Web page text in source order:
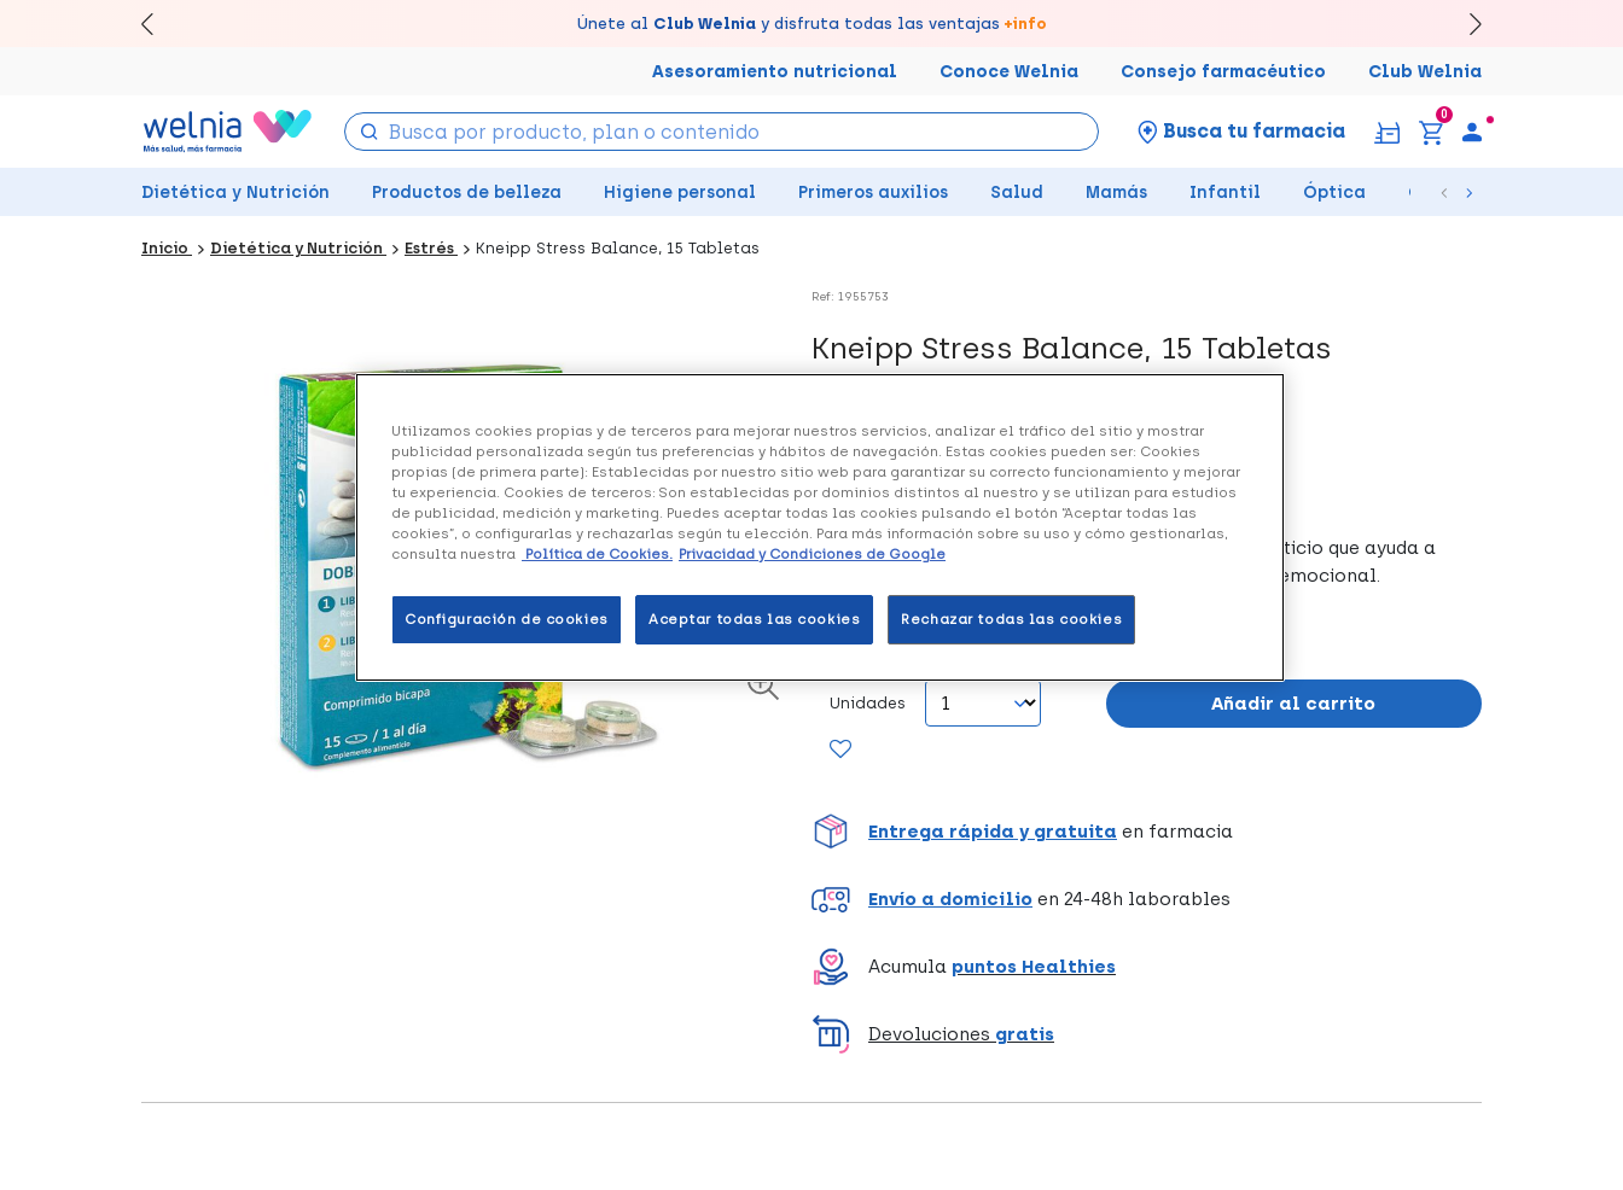
Disfruta de la entregarápida y gratuitaen farmacia
Únete al Club Welniay disfruta todas las ventajas +info
Llévate un7% de descuentocreando tu cuentaaquí
Canjea tus puntos en tu Farmacia de Confianza, acumúlalos online.
Asesoramiento nutricional Conoce Welnia Consejo farmacéutico Club Welnia
Busca tu farmacia
0
Dietética y Nutrición Productos de belleza Higiene personal Primeros auxilios Salud Mamás Infantil Óptica Ortopedia
Inicio Dietética y Nutrición Estrés Kneipp Stress Balance, 15 Tabletas
Ref: 1955753
Kneipp Stress Balance, 15 Tabletas
+ 22 puntosHealthies
Kneipp Stress Balance
es un complemento alimenticio que ayuda a
reducir la fatiga y a mejorar el rendimiento físico y emocional.
Formato de 15 tabletas.
Unidades Añadir al carrito
Entrega rápida y gratuita en farmacia
Envío a domicilio en 24-48h laborables
Acumula puntos Healthies
Devoluciones gratis
Utilizamos cookies propias y de terceros para mejorar nuestros servicios, analizar el tráfico del sitio y mostrar
publicidad personalizada según tus preferencias y hábitos de navegación. Estas cookies pueden ser: Cookies
propias (de primera parte): Establecidas por nuestro sitio web para garantizar su correcto funcionamiento y mejorar
tu experiencia. Cookies de terceros: Son establecidas por dominios distintos al nuestro y se utilizan para estudios
de publicidad, medición y marketing. Puedes aceptar todas las cookies pulsando el botón “Aceptar todas las
cookies”, o configurarlas y rechazarlas según tu elección. Para más información sobre su uso y cómo gestionarlas,
consulta nuestra
Política de Cookies. Privacidad y Condiciones de Google
Configuración de cookies Rechazar todas las cookies
Aceptar todas las cookies